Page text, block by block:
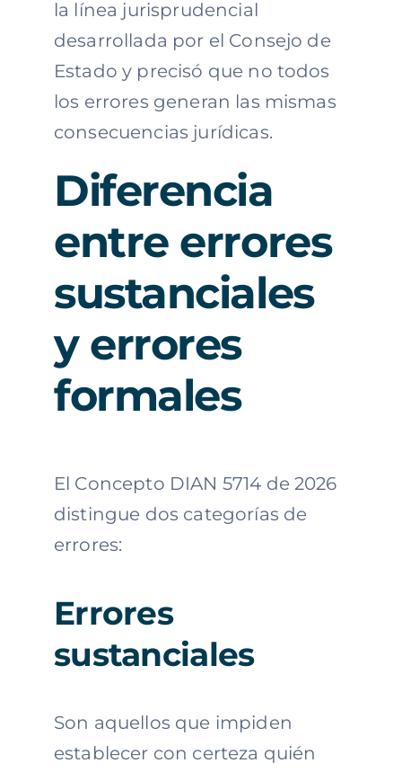
la línea jurisprudencial
desarrollada por el Consejo de
Estado y precisó que no todos
los errores generan las mismas
consecuencias jurídicas.
Diferencia
entre errores
sustanciales
y errores
formales
El Concepto DIAN 5714 de 2026
distingue dos categorías de
errores:
Errores
sustanciales
Son aquellos que impiden
establecer con certeza quién